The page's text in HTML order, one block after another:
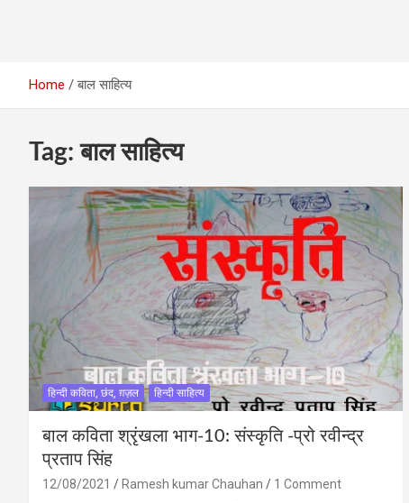
Home बाल साहित्य
Tag:बाल साहित्य
हिन्दी कविता, छंद, ग़ज़ल हिन्दी साहित्य
बाल कविता श्रृंखला भाग-10: संस्कृति -प्रो रवीन्द्र
प्रताप सिंह
12/08/2021 Ramesh kumar Chauhan
1 Comment